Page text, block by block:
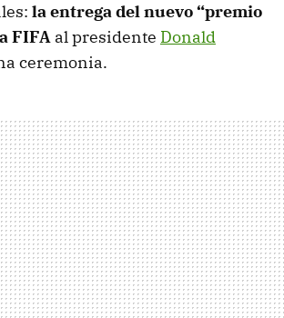
la entrega delnuevo “premio
FIFA al presidente Donald
ceremonia.